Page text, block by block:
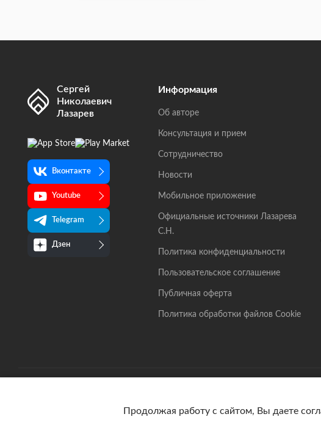
Сергей
Николаевич
Лазарев
Вконтакте
Youtube
Telegram
Дзен
Информация
Об авторе
Консультация и прием
Сотрудничество
Новости
Мобильное приложение
Официальные источники Лазарева
С.Н.
Политика конфиденциальности
Пользовательское соглашение
Публичная оферта
Политика обработки файлов Cookie
Продолжая работу с сайтом, Вы даете